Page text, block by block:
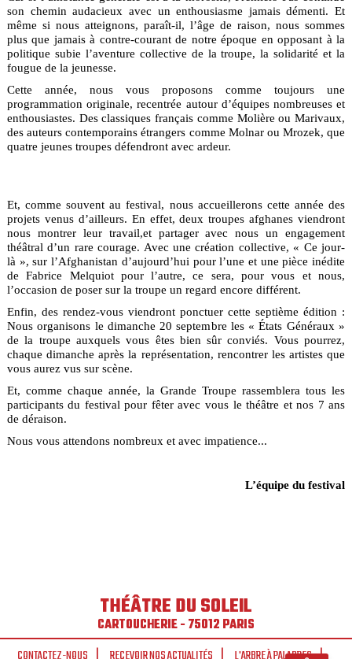
son chemin audacieux avec un enthousiasme jamais démenti. Et
même si nous atteignons, paraît-il, l’âge de raison, nous sommes
plus que jamais à contre-courant de notre époque en opposant à la
politique subie l’aventure collective de la troupe, la solidarité et la
fougue de la jeunesse.
Cette année, nous vous proposons comme toujours une
programmation originale, recentrée autour d’équipes nombreuses et
enthousiastes. Des classiques français comme Molière ou Marivaux,
des auteurs contemporains étrangers comme Molnar ou Mrozek, que
quatre jeunes troupes défendront avec ardeur.
Et, comme souvent au festival, nous accueillerons cette année des
projets venus d’ailleurs. En effet, deux troupes afghanes viendront
nous montrer leur travail,et partager avec nous un engagement
théâtral d’un rare courage. Avec une création collective, « Ce jour-
là », sur l’Afghanistan d’aujourd’hui pour l’une et une pièce inédite
de Fabrice Melquiot pour l’autre, ce sera, pour vous et nous,
l’occasion de poser sur la troupe un regard encore différent.
Enfin, des rendez-vous viendront ponctuer cette septième édition :
Nous organisons le dimanche 20 septembre les « États Généraux »
de la troupe auxquels vous êtes bien sûr conviés. Vous pourrez,
chaque dimanche après la représentation, rencontrer les artistes que
vous aurez vus sur scène.
Et, comme chaque année, la Grande Troupe rassemblera tous les
participants du festival pour fêter avec vous le théâtre et nos 7 ans
de déraison.
Nous vous attendons nombreux et avec impatience...
L’équipe du festival
THÉÂTRE DU SOLEIL
CARTOUCHERIE - 75012 PARIS